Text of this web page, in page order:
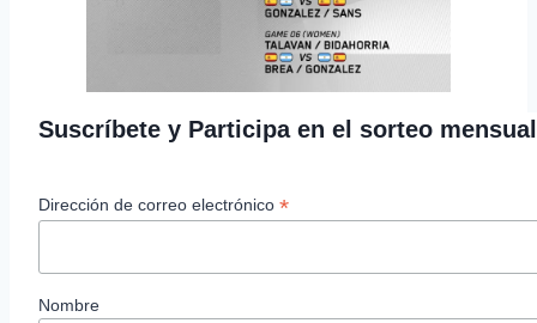
Suscríbete y Participa en el sorteo
Dirección de correo electrónico *
Nombre